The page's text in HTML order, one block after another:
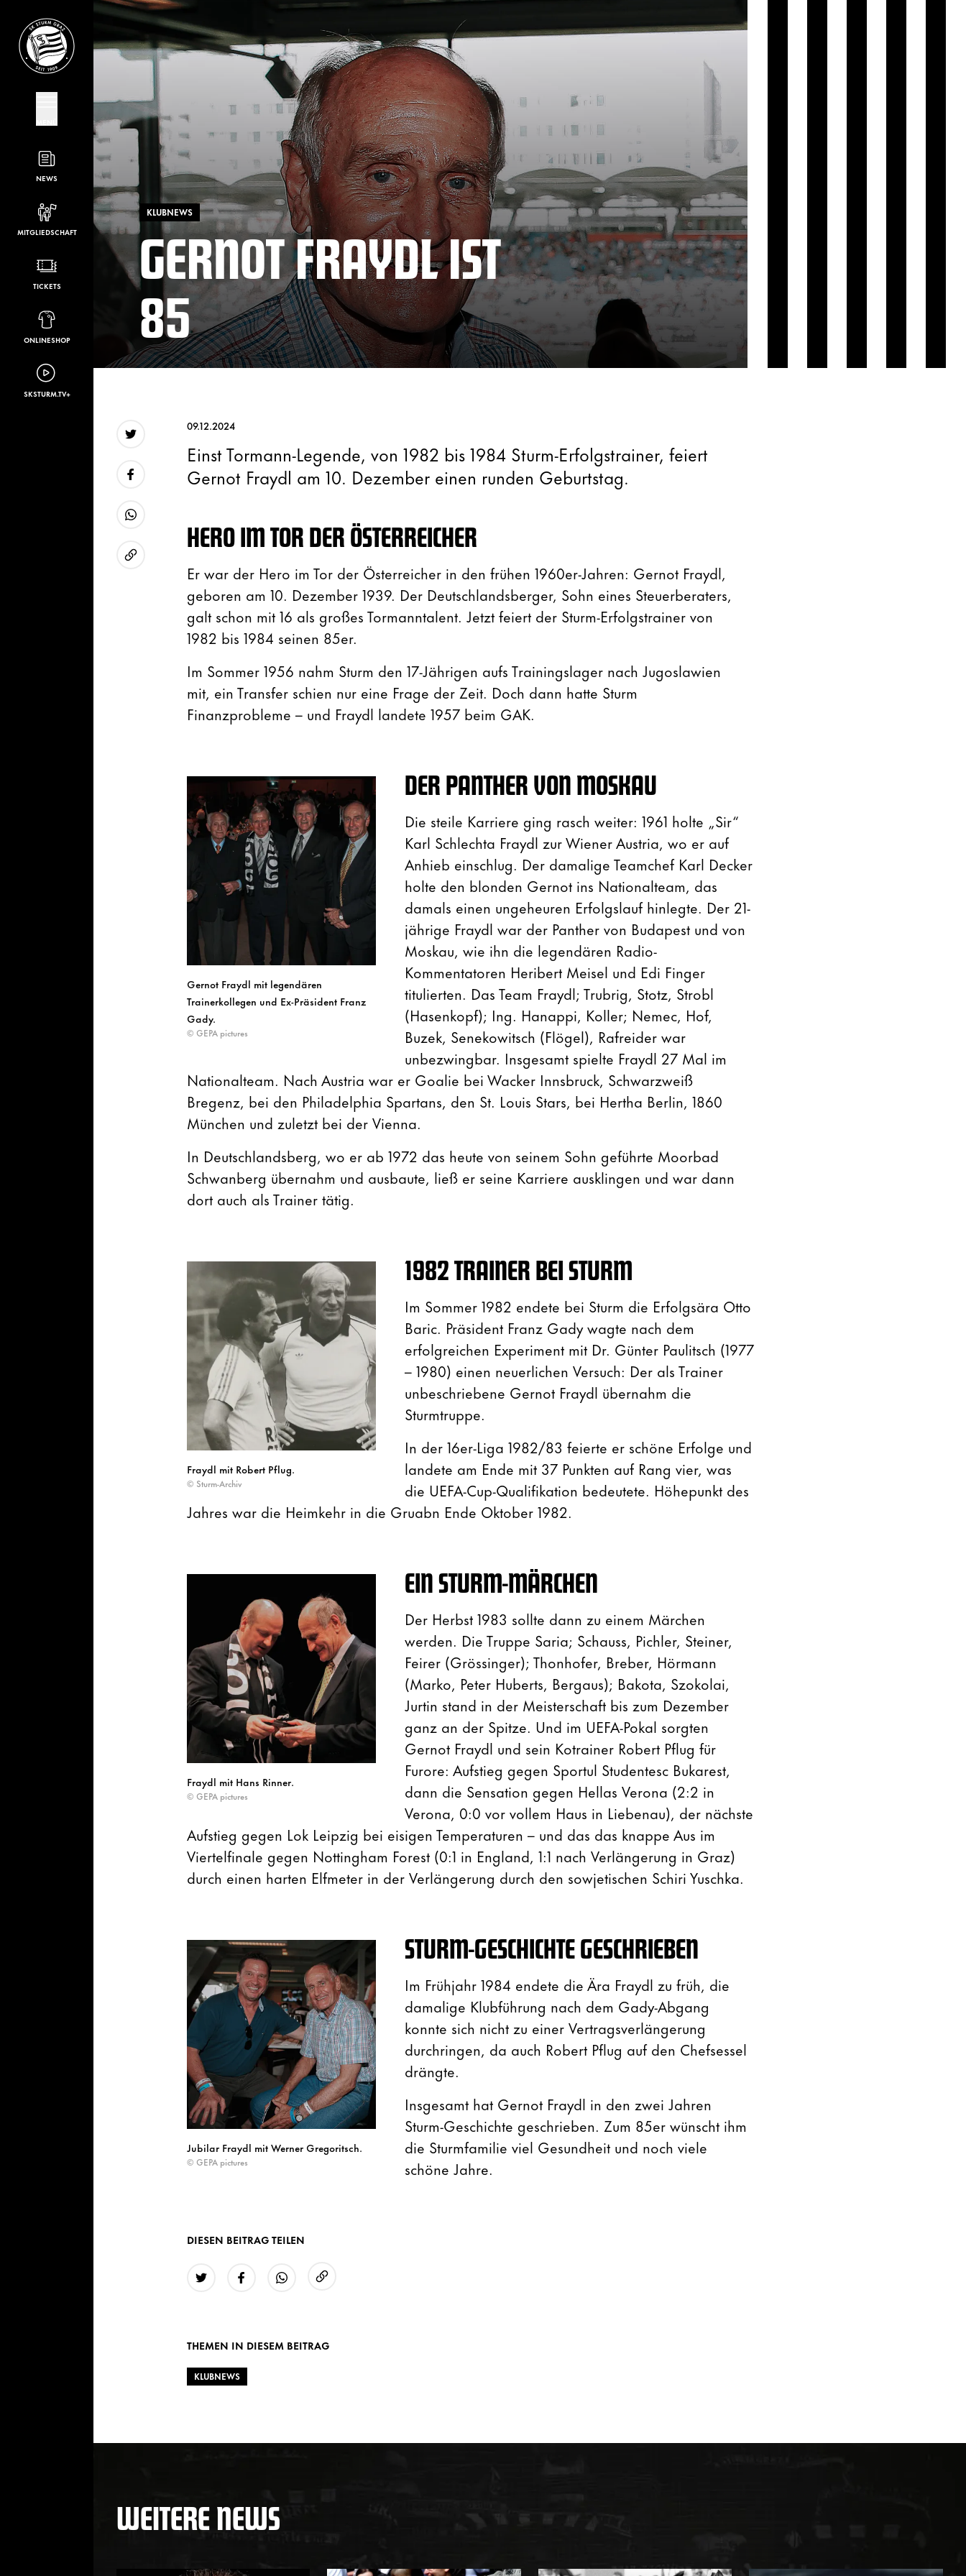
NEWS
MITGLIEDSCHAFT
TICKETS
ONLINESHOP
SKSTURM.TV+
KLUBNEWS
GERNOT FRAYDL IST
85
URL kopieren
09.12.2024
Einst Tormann-Legende, von 1982 bis 1984 Sturm-Erfolgstrainer, feiert
Gernot Fraydl am 10. Dezember einen runden Geburtstag.
HERO IM TOR DER ÖSTERREICHER
Er war der Hero im Tor der Österreicher in den frühen 1960er-Jahren: Gernot Fraydl,
geboren am 10. Dezember 1939. Der Deutschlandsberger, Sohn eines Steuerberaters,
galt schon mit 16 als großes Tormanntalent. Jetzt feiert der Sturm-Erfolgstrainer von
1982 bis 1984 seinen 85er.
Im Sommer 1956 nahm Sturm den 17-Jährigen aufs Trainingslager nach Jugoslawien
mit, ein Transfer schien nur eine Frage der Zeit. Doch dann hatte Sturm
Finanzprobleme – und Fraydl landete 1957 beim GAK.
Gernot Fraydl mit legendären
Trainerkollegen und Ex-Präsident Franz
Gady.
© GEPA pictures
DER PANTHER VON MOSKAU
Die steile Karriere ging rasch weiter: 1961 holte „Sir“
Karl Schlechta Fraydl zur Wiener Austria, wo er auf
Anhieb einschlug. Der damalige Teamchef Karl Decker
holte den blonden Gernot ins Nationalteam, das
damals einen ungeheuren Erfolgslauf hinlegte. Der 21-
jährige Fraydl war der Panther von Budapest und von
Moskau, wie ihn die legendären Radio-
Kommentatoren Heribert Meisel und Edi Finger
titulierten. Das Team Fraydl; Trubrig, Stotz, Strobl
(Hasenkopf); Ing. Hanappi, Koller; Nemec, Hof,
Buzek, Senekowitsch (Flögel), Rafreider war
unbezwingbar. Insgesamt spielte Fraydl 27 Mal im
Nationalteam. Nach Austria war er Goalie bei Wacker Innsbruck, Schwarzweiß
Bregenz, bei den Philadelphia Spartans, den St. Louis Stars, bei Hertha Berlin, 1860
München und zuletzt bei der Vienna.
In Deutschlandsberg, wo er ab 1972 das heute von seinem Sohn geführte Moorbad
Schwanberg übernahm und ausbaute, ließ er seine Karriere ausklingen und war dann
dort auch als Trainer tätig.
Fraydl mit Robert Pflug.
© Sturm-Archiv
1982 TRAINER BEI STURM
Im Sommer 1982 endete bei Sturm die Erfolgsära Otto
Baric. Präsident Franz Gady wagte nach dem
erfolgreichen Experiment mit Dr. Günter Paulitsch (1977
– 1980) einen neuerlichen Versuch: Der als Trainer
unbeschriebene Gernot Fraydl übernahm die
Sturmtruppe.
In der 16er-Liga 1982/83 feierte er schöne Erfolge und
landete am Ende mit 37 Punkten auf Rang vier, was
die UEFA-Cup-Qualifikation bedeutete. Höhepunkt des
Jahres war die Heimkehr in die Gruabn Ende Oktober 1982.
Fraydl mit Hans Rinner.
© GEPA pictures
EIN STURM-MÄRCHEN
Der Herbst 1983 sollte dann zu einem Märchen
werden. Die Truppe Saria; Schauss, Pichler, Steiner,
Feirer (Grössinger); Thonhofer, Breber, Hörmann
(Marko, Peter Huberts, Bergaus); Bakota, Szokolai,
Jurtin stand in der Meisterschaft bis zum Dezember
ganz an der Spitze. Und im UEFA-Pokal sorgten
Gernot Fraydl und sein Kotrainer Robert Pflug für
Furore: Aufstieg gegen Sportul Studentesc Bukarest,
dann die Sensation gegen Hellas Verona (2:2 in
Verona, 0:0 vor vollem Haus in Liebenau), der nächste
Aufstieg gegen Lok Leipzig bei eisigen Temperaturen – und das das knappe Aus im
Viertelfinale gegen Nottingham Forest (0:1 in England, 1:1 nach Verlängerung in Graz)
durch einen harten Elfmeter in der Verlängerung durch den sowjetischen Schiri Yuschka.
Jubilar Fraydl mit Werner Gregoritsch.
© GEPA pictures
STURM-GESCHICHTE GESCHRIEBEN
Im Frühjahr 1984 endete die Ära Fraydl zu früh, die
damalige Klubführung nach dem Gady-Abgang
konnte sich nicht zu einer Vertragsverlängerung
durchringen, da auch Robert Pflug auf den Chefsessel
drängte.
Insgesamt hat Gernot Fraydl in den zwei Jahren
Sturm-Geschichte geschrieben. Zum 85er wünscht ihm
die Sturmfamilie viel Gesundheit und noch viele
schöne Jahre.
DIESEN BEITRAG TEILEN
THEMEN IN DIESEM BEITRAG
KLUBNEWS
WEITERE NEWS